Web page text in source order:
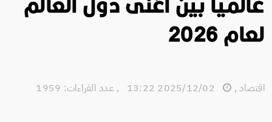
عالمياً بين أغنى دول العالم
لعام 2026
اقتصاد,
, عدد القراءات: 1959